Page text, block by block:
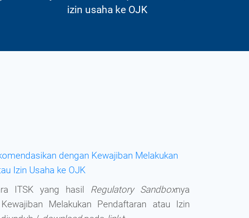
izin usaha ke OJK
dengan Kewajiban Melakukan
Izin Usaha ke OJK
ITSK yang hasil Regulatory Sandboxnya
Melakukan Pendaftaran atau Izin